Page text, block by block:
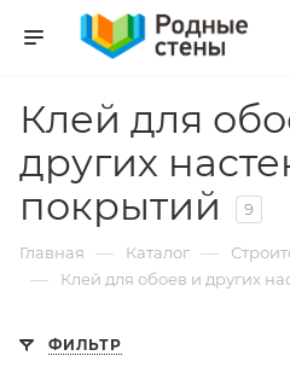
Клей для
других
покрытий
9
Главная — Каталог —
— Клей для обоев и других
ФИЛЬТР